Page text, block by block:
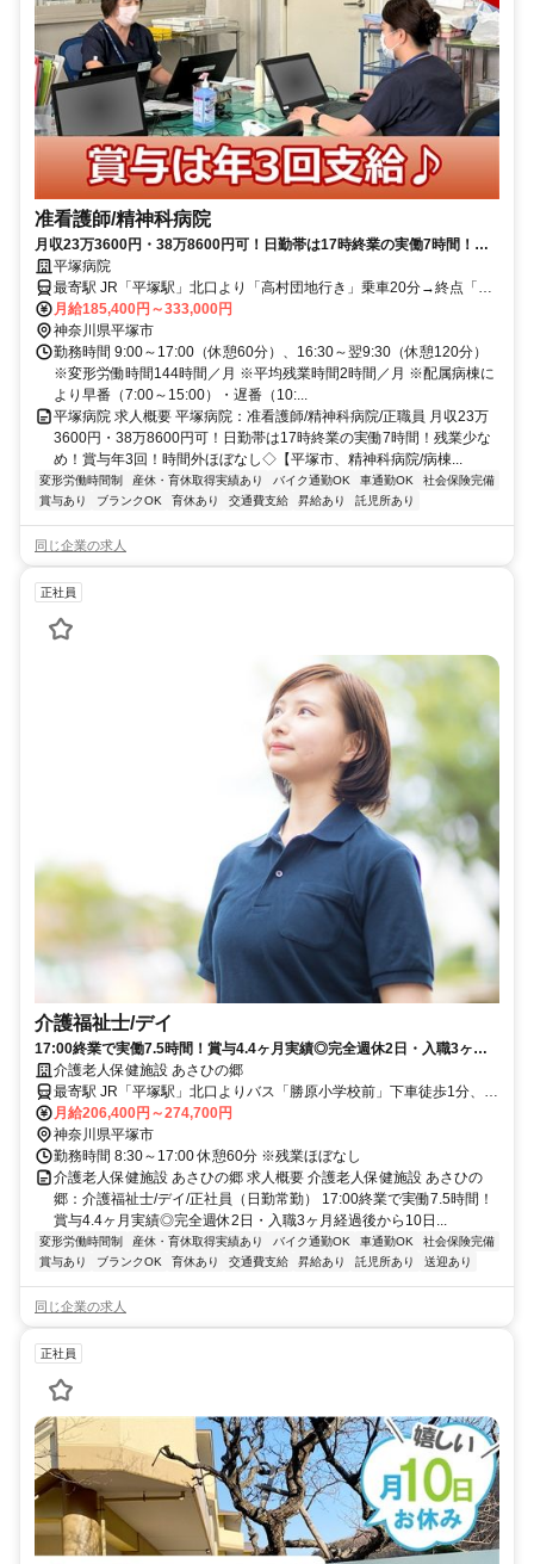
准看護師/精神科病院
月収23万3600円・38万8600円可！日勤帯は17時終業の実働7時間！残
業少なめ！賞与年3回！時間外ほぼなし◇【平塚市、精神科病院/病棟、
平塚駅、准看護師、正職員】
平塚病院
最寄駅 JR「平塚駅」北口より「高村団地行き」乗車20分→終点「高
村団地停留所」下車徒歩5分、小田急線「伊勢原駅」より「高村団地
行き」乗車30分→終点「高村団地停留所」下車徒歩5分、「平塚
駅」・小田急線「伊勢原駅」より無料送迎バスあり
月給185,400円～333,000円
神奈川県平塚市
勤務時間 9:00～17:00（休憩60分）、16:30～翌9:30（休憩120分）
※変形労働時間144時間／月 ※平均残業時間2時間／月 ※配属病棟に
より早番（7:00～15:00）・遅番（10:...
平塚病院 求人概要 平塚病院：准看護師/精神科病院/正職員 月収23万
3600円・38万8600円可！日勤帯は17時終業の実働7時間！残業少な
め！賞与年3回！時間外ほぼなし◇【平塚市、精神科病院/病棟...
変形労働時間制 産休・育休取得実績あり バイク通勤OK 車通勤OK
社会保険完備
賞与あり
ブランクOK 育休あり 交通費支給 昇給あり 託児所あり
同じ企業の求人
正社員
介護福祉士/デイ
17:00終業で実働7.5時間！賞与4.4ヶ月実績◎完全週休2日・入職3ヶ月
経過後から10日有給休暇付与♪【平塚市、通所リハ、平塚駅、介護福祉
士、日勤常勤】
介護老人保健施設 あさひの郷
最寄駅 JR「平塚駅」北口よりバス「勝原小学校前」下車徒歩1分、小
田急線「伊勢原駅」よりバス「勝原小学校前」下車徒歩1分
月給206,400円～274,700円
神奈川県平塚市
勤務時間 8:30～17:00 休憩60分 ※残業ほぼなし
介護老人保健施設 あさひの郷 求人概要 介護老人保健施設 あさひの
郷：介護福祉士/デイ/正社員（日勤常勤） 17:00終業で実働7.5時間！
賞与4.4ヶ月実績◎完全週休2日・入職3ヶ月経過後から10日...
変形労働時間制 産休・育休取得実績あり バイク通勤OK 車通勤OK
社会保険完備
賞与あり
ブランクOK 育休あり 交通費支給 昇給あり 託児所あり 送迎あり
同じ企業の求人
正社員